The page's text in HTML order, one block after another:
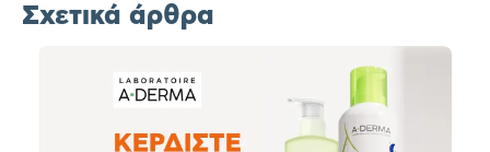
Σχετικά άρθρα